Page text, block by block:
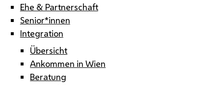
Ehe & Partnerschaft
Senior*innen
Integration
Übersicht
Ankommen in Wien
Beratung